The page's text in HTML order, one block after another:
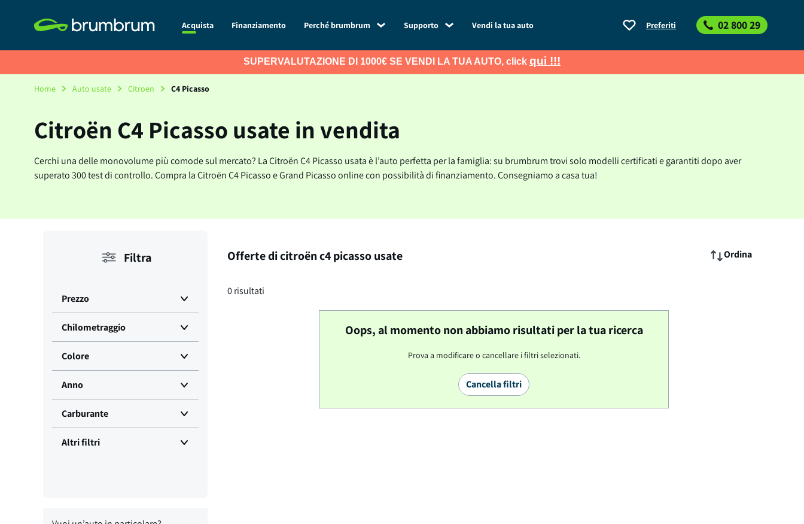
Acquista Finanziamento Perché brumbrum Supporto Vendi la tua auto Preferiti 02 800 29
SUPERVALUTAZIONE DI 1000€ SE VENDI LA TUA AUTO, click qui !!!
Home Auto usate Citroen C4 Picasso
Citroën C4 Picasso usate in vendita
Cerchi una delle monovolume più comode sul mercato? La Citroën C4 Picasso usata è l’auto perfetta per la famiglia: su brumbrum trovi solo modelli certificati e garantiti dopo aver
superato 300 test di controllo. Compra la Citroën C4 Picasso e Grand Picasso online con possibilità di finanziamento. Consegniamo a casa tua!
Filtra
Prezzo
Chilometraggio
Colore
Anno
Carburante
Altri filtri
Offerte di citroën c4 picasso usate Ordina
0 risultati
Oops, al momento non abbiamo risultati per la tua ricerca
Prova a modificare o cancellare i filtri selezionati.
Cancella filtri